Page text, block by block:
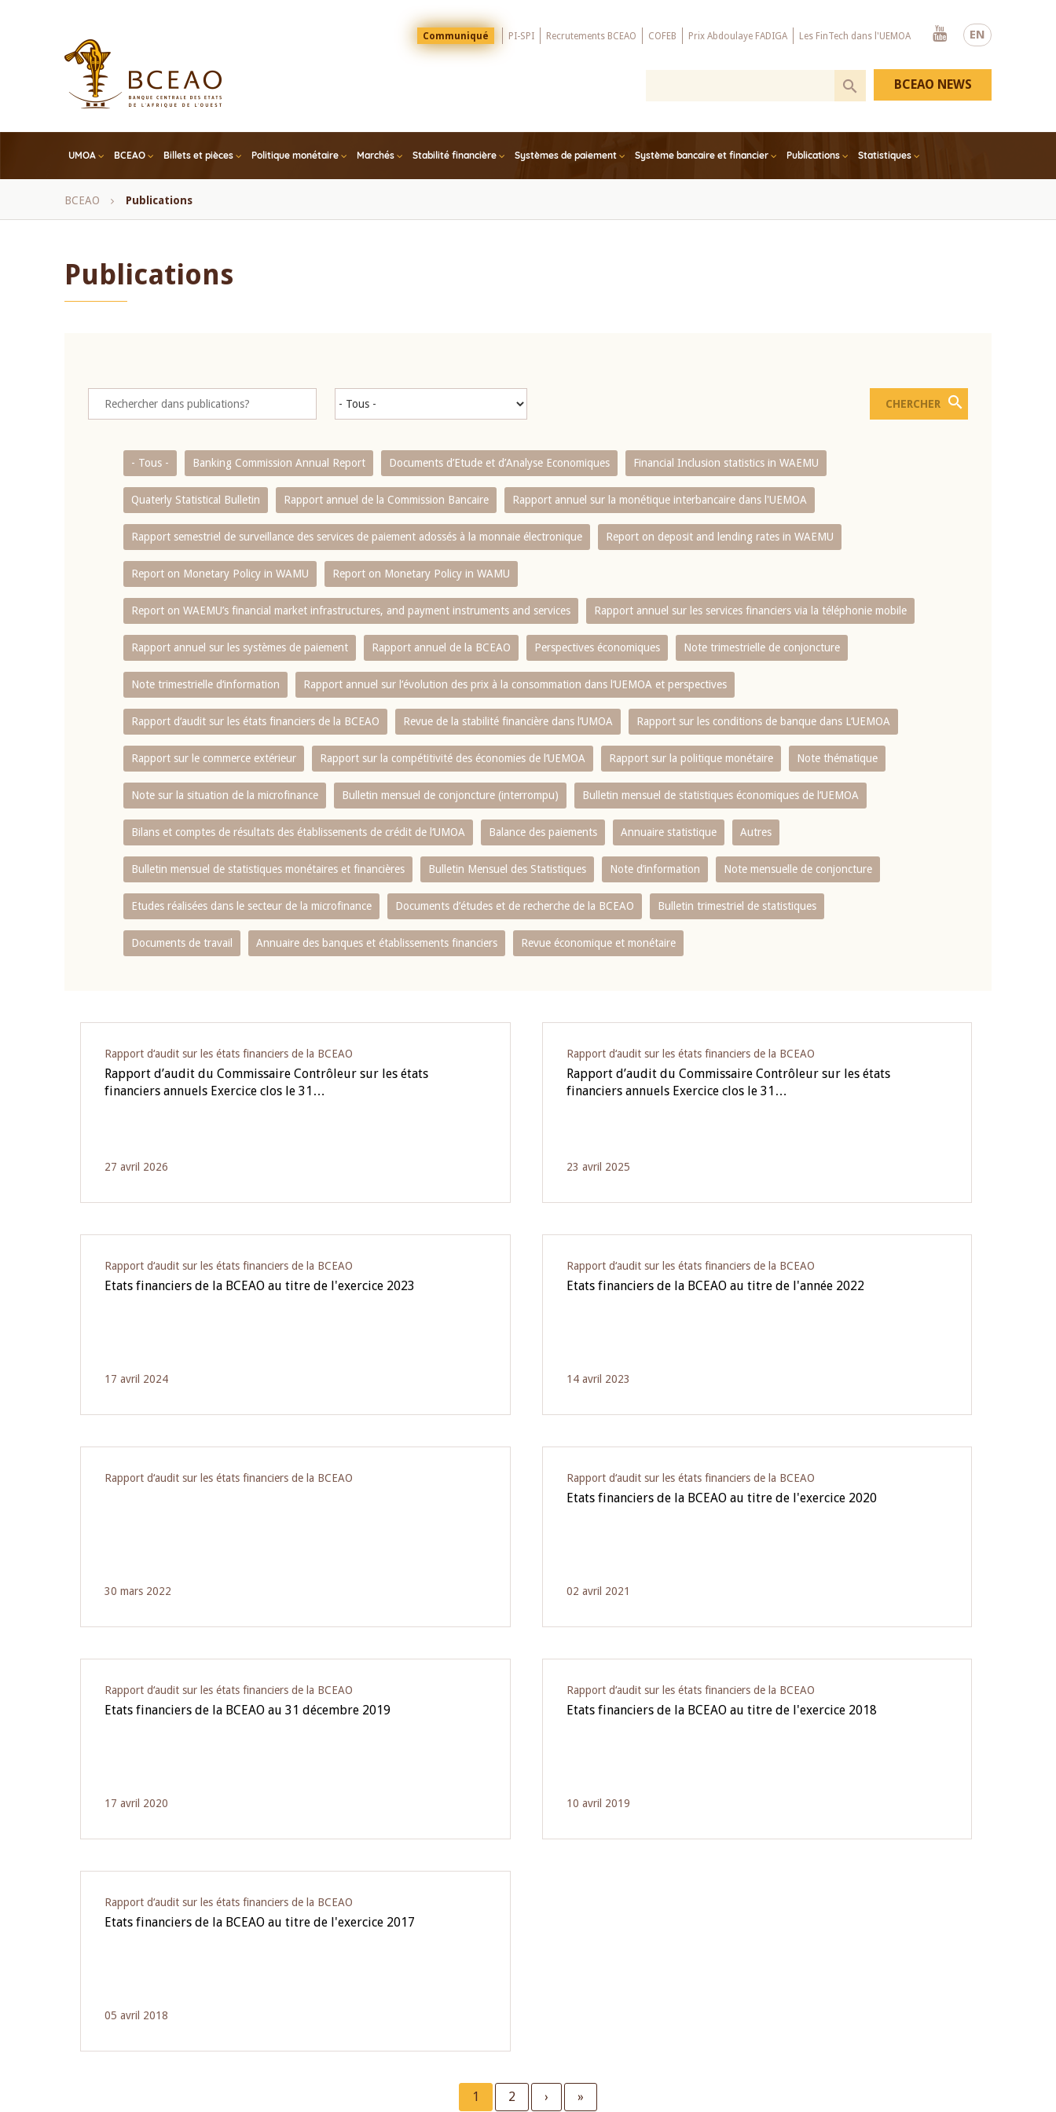
EN
Menu
Top
Communiqué PI-SPI Recrutements BCEAO COFEB Prix Abdoulaye FADIGA Les FinTech dans l'UEMOA
Youtube
UMOA BCEAO Billets et pièces Politique monétaire Marchés Stabilité financière Systèmes de paiement Système bancaire et financier Publications Statistiques
BCEAO NEWS
Fil
BCEAO Publications
Publications
- Tous - Banking Commission Annual Report Documents d’Etude et d’Analyse Economiques Financial Inclusion statistics in WAEMU
Quaterly Statistical Bulletin Rapport annuel de la Commission Bancaire Rapport annuel sur la monétique interbancaire dans l'UEMOA
Rapport semestriel de surveillance des services de paiement adossés à la monnaie électronique Report on deposit and lending rates in WAEMU
Report on Monetary Policy in WAMU Report on Monetary Policy in WAMU
Report on WAEMU’s financial market infrastructures, and payment instruments and services Rapport annuel sur les services financiers via la téléphonie mobile
Rapport annuel sur les systèmes de paiement Rapport annuel de la BCEAO Perspectives économiques Note trimestrielle de conjoncture
Note trimestrielle d‘information Rapport annuel sur l‘évolution des prix à la consommation dans l‘UEMOA et perspectives
Rapport d‘audit sur les états financiers de la BCEAO Revue de la stabilité financière dans l‘UMOA Rapport sur les conditions de banque dans L‘UEMOA
Rapport sur le commerce extérieur Rapport sur la compétitivité des économies de l‘UEMOA Rapport sur la politique monétaire Note thématique
Note sur la situation de la microfinance Bulletin mensuel de conjoncture (interrompu) Bulletin mensuel de statistiques économiques de l‘UEMOA
Bilans et comptes de résultats des établissements de crédit de l‘UMOA Balance des paiements Annuaire statistique Autres
Bulletin mensuel de statistiques monétaires et financières Bulletin Mensuel des Statistiques Note d’information Note mensuelle de conjoncture
Etudes réalisées dans le secteur de la microfinance Documents d’études et de recherche de la BCEAO Bulletin trimestriel de statistiques
Documents de travail Annuaire des banques et établissements financiers Revue économique et monétaire
Rapport d‘audit sur les états financiers de la BCEAO
Rapport d’audit du Commissaire Contrôleur sur les états
financiers annuels Exercice clos le 31…
27 avril 2026
Rapport d‘audit sur les états financiers de la BCEAO
Rapport d’audit du Commissaire Contrôleur sur les états
financiers annuels Exercice clos le 31…
23 avril 2025
Rapport d‘audit sur les états financiers de la BCEAO
Etats financiers de la BCEAO au titre de l'exercice 2023
17 avril 2024
Rapport d‘audit sur les états financiers de la BCEAO
Etats financiers de la BCEAO au titre de l'année 2022
14 avril 2023
Rapport d‘audit sur les états financiers de la BCEAO
30 mars 2022
Rapport d‘audit sur les états financiers de la BCEAO
Etats financiers de la BCEAO au titre de l'exercice 2020
02 avril 2021
Rapport d‘audit sur les états financiers de la BCEAO
Etats financiers de la BCEAO au 31 décembre 2019
17 avril 2020
Rapport d‘audit sur les états financiers de la BCEAO
Etats financiers de la BCEAO au titre de l'exercice 2018
10 avril 2019
Rapport d‘audit sur les états financiers de la BCEAO
Etats financiers de la BCEAO au titre de l'exercice 2017
05 avril 2018
Current
1 Page
2
Next
›
Last
»